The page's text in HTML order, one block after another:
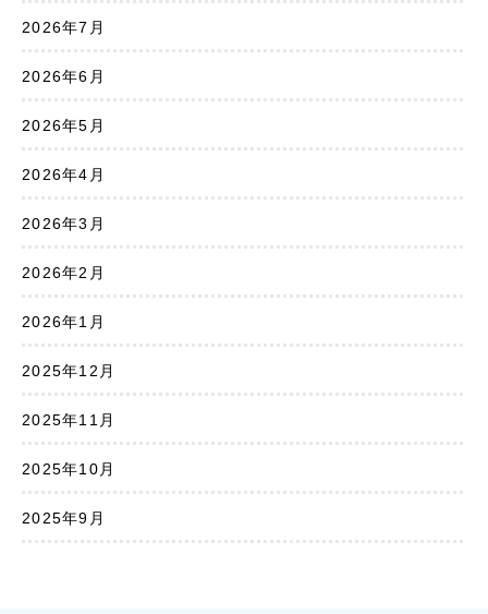
2026年7月
2026年6月
2026年5月
2026年4月
2026年3月
2026年2月
2026年1月
2025年12月
2025年11月
2025年10月
2025年9月